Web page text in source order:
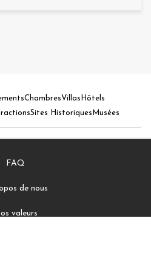
ChambresVillas Hôtels
Sites Historiques Musées
FAQ
de nous
valeurs